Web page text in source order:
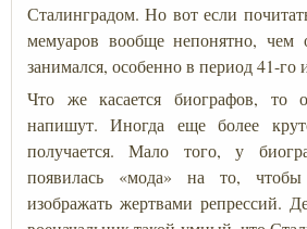
Сталинградом. Но вот если
мемуаров вообще непонятно,
занимался, особенно в период 41-го
Что же касается биографов, то
напишут. Иногда еще более
получается. Мало того, у
появилась «мода» на то,
изображать жертвами репрессий.